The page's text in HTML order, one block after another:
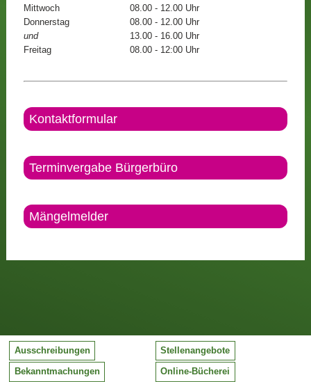
Mittwoch
08.00 - 12.00 Uhr
Donnerstag
08.00 - 12.00 Uhr
und
13.00 - 16.00 Uhr
Freitag
08.00 - 12:00 Uhr
Kontaktformular
Terminvergabe Bürgerbüro
Mängelmelder
Ausschreibungen Stellenangebote
Bekanntmachungen Online-Bücherei